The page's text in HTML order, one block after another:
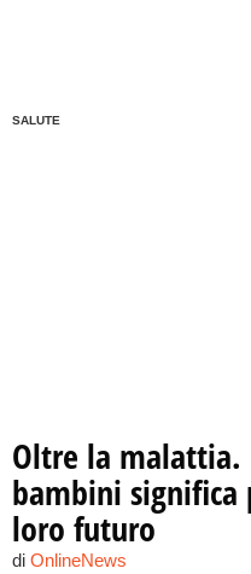
SALUTE
Oltre la malattia.
bambini significa
loro futuro
di OnlineNews